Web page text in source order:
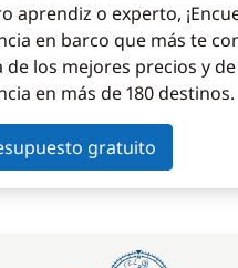
aprendiz o experto,
en barco que más te
de los mejores precios y
en más de 180 destinos.
gratuito